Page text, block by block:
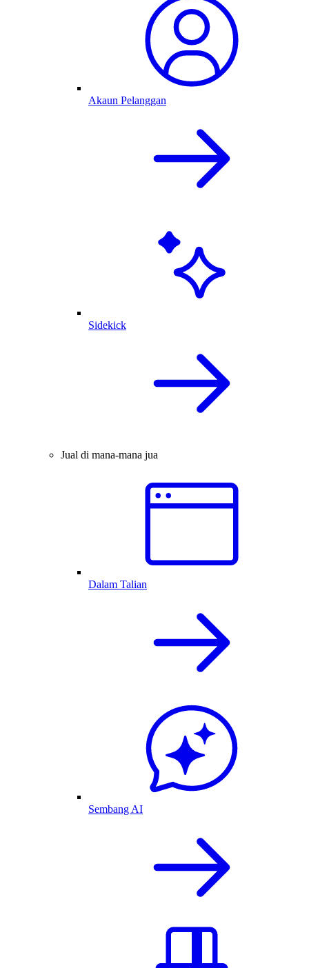
Akaun Pelanggan
Sidekick
Jual di mana-mana jua
Dalam Talian
Sembang AI